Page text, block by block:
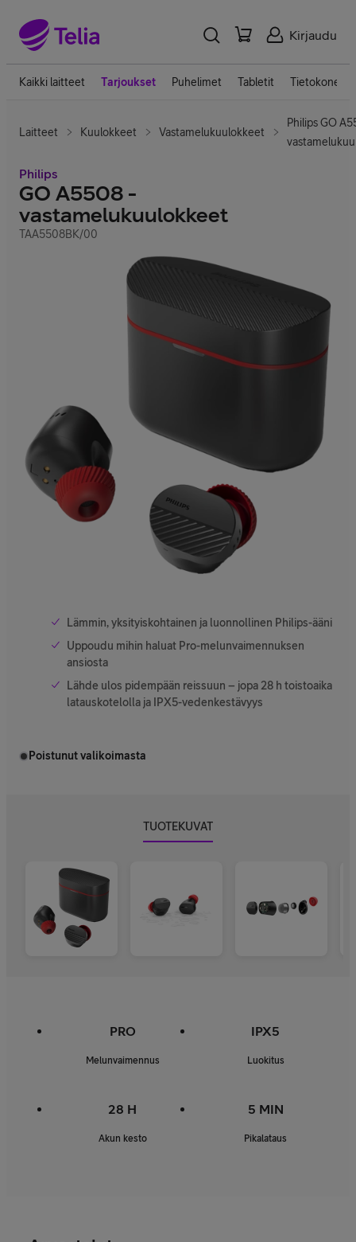
Kirjaudu
Kaikki laitteet Tarjoukset Puhelimet Tabletit Tietokoneet
Laitteet Kuulokkeet Vastamelukuulokkeet
Philips GO
Philips
GO A5508 -
vastamelukuulokkeet
TAA5508BK/00
Lämmin, yksityiskohtainen ja luonnollinen Philips-ääni
Uppoudu mihin haluat Pro-melunvaimennuksen
ansiosta
Lähde ulos pidempään reissuun – jopa 28 h toistoaika
latauskotelolla ja IPX5-vedenkestävyys
Poistunut valikoimasta
TUOTEKUVAT
PRO
Melunvaimennus
IPX5
Luokitus
28 H
Akun kesto
5 MIN
Pikalataus